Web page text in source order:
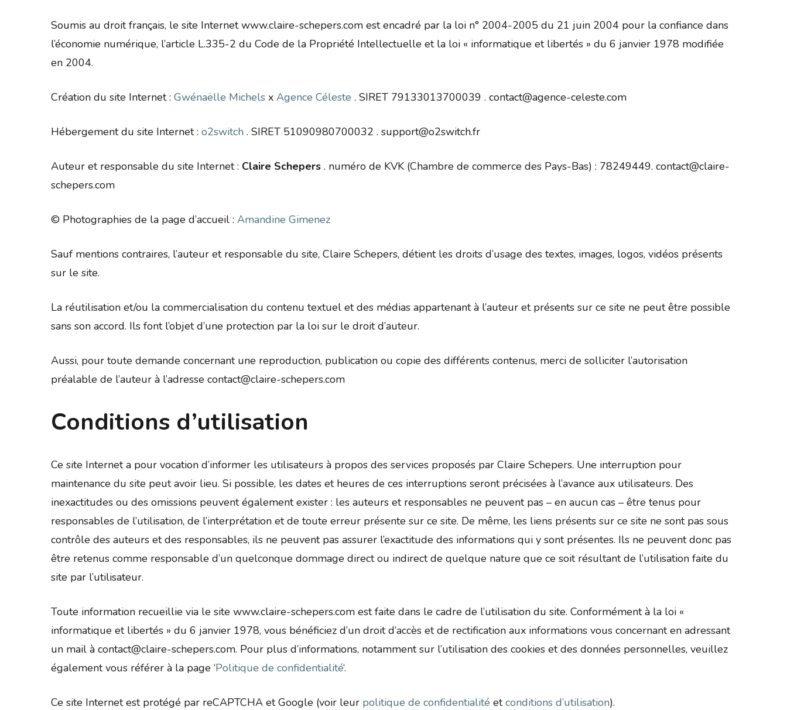
Soumis au droit français, le site Internet www.claire-schepers.com est encadré par la loi n° 2004-2005 du 21 juin 2004 pour la confiance dans
l’économie numérique, l’article L.335-2 du Code de la Propriété Intellectuelle et la loi « informatique et libertés » du 6 janvier 1978 modifiée
en 2004.
Création du site Internet : Gwénaëlle Michels x Agence Céleste . SIRET 79133013700039 . contact@agence-celeste.com
Hébergement du site Internet : o2switch . SIRET 51090980700032 . support@o2switch.fr
Auteur et responsable du site Internet : Claire Schepers . numéro de KVK (Chambre de commerce des Pays-Bas) : 78249449. contact@claire-
schepers.com
© Photographies de la page d’accueil : Amandine Gimenez
Sauf mentions contraires, l’auteur et responsable du site, Claire Schepers, détient les droits d’usage des textes, images, logos, vidéos présents
sur le site.
La réutilisation et/ou la commercialisation du contenu textuel et des médias appartenant à l’auteur et présents sur ce site ne peut être possible
sans son accord. Ils font l’objet d’une protection par la loi sur le droit d’auteur.
Aussi, pour toute demande concernant une reproduction, publication ou copie des différents contenus, merci de solliciter l’autorisation
préalable de l’auteur à l’adresse contact@claire-schepers.com
Conditions d’utilisation
Ce site Internet a pour vocation d’informer les utilisateurs à propos des services proposés par Claire Schepers. Une interruption pour
maintenance du site peut avoir lieu. Si possible, les dates et heures de ces interruptions seront précisées à l’avance aux utilisateurs. Des
inexactitudes ou des omissions peuvent également exister : les auteurs et responsables ne peuvent pas – en aucun cas – être tenus pour
responsables de l’utilisation, de l’interprétation et de toute erreur présente sur ce site. De même, les liens présents sur ce site ne sont pas sous
contrôle des auteurs et des responsables, ils ne peuvent pas assurer l’exactitude des informations qui y sont présentes. Ils ne peuvent donc pas
être retenus comme responsable d’un quelconque dommage direct ou indirect de quelque nature que ce soit résultant de l’utilisation faite du
site par l’utilisateur.
Toute information recueillie via le site www.claire-schepers.com est faite dans le cadre de l’utilisation du site. Conformément à la loi «
informatique et libertés » du 6 janvier 1978, vous bénéficiez d’un droit d’accès et de rectification aux informations vous concernant en adressant
un mail à contact@claire-schepers.com. Pour plus d’informations, notamment sur l’utilisation des cookies et des données personnelles, veuillez
également vous référer à la page ‘Politique de confidentialité‘.
Ce site Internet est protégé par reCAPTCHA et Google (voir leur politique de confidentialité etconditions d’utilisation).